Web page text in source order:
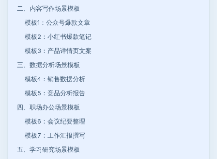
二、内容写作场景模板
模板1：公众号爆款文章
模板2：小红书爆款笔记
模板3：产品详情页文案
三、数据分析场景模板
模板4：销售数据分析
模板5：竞品分析报告
四、职场办公场景模板
模板6：会议纪要整理
模板7：工作汇报撰写
五、学习研究场景模板